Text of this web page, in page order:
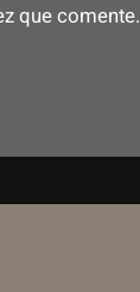
que comente.